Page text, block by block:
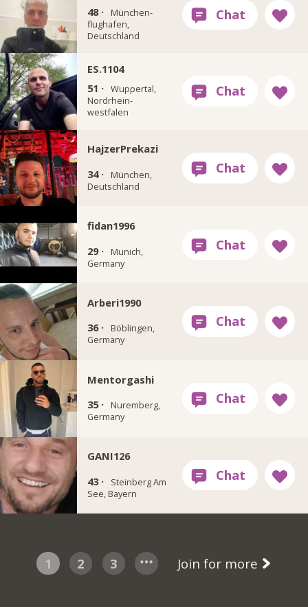
48 ·
München-
flughafen,
Deutschland
ES.1104
51 · Wuppertal,
Nordrhein-
westfalen
HajzerPrekazi
34 ·
München,
Deutschland
fidan1996
29 ·
Munich,
Germany
Arberi1990
36 ·
Böblingen,
Germany
Mentorgashi
35 ·
Nuremberg,
Germany
GANI126
43 ·
Steinberg Am
See, Bayern
1 2 3 Join for more